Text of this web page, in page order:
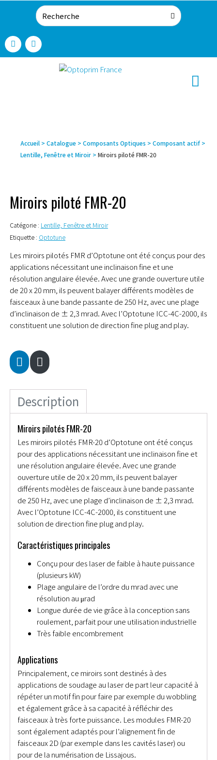
Accueil> Catalogue> Composants Optiques > Composant actif>
Lentille, Fenêtre et Miroir> Miroirs piloté FMR-20
Miroirs piloté FMR-20
Catégorie : Lentille, Fenêtre et Miroir
Etiquette : Optotune
Les miroirs pilotés FMR d’Optotune ont été conçus pour des
applications nécessitant une inclinaison fine et une
résolution angulaire élevée. Avec une grande ouverture utile
de 20 x 20 mm, ils peuvent balayer différents modèles de
faisceaux à une bande passante de 250 Hz, avec une plage
d’inclinaison de ± 2,3 mrad. Avec l’Optotune ICC-4C-2000, ils
constituent une solution de direction fine plug and play.
Description
Miroirs pilotés FMR-20
Les miroirs pilotés FMR-20 d’Optotune ont été conçus
pour des applications nécessitant une inclinaison fine et
une résolution angulaire élevée. Avec une grande
ouverture utile de 20 x 20 mm, ils peuvent balayer
différents modèles de faisceaux à une bande passante
de 250 Hz, avec une plage d’inclinaison de ± 2,3 mrad.
Avec l’Optotune ICC-4C-2000, ils constituent une
solution de direction fine plug and play.
Caractéristiques principales
Conçu pour des laser de faible à haute puissance
(plusieurs kW)
Plage angulaire de l’ordre du mrad avec une
résolution au μrad
Longue durée de vie grâce à la conception sans
roulement, parfait pour une utilisation industrielle
Très faible encombrement
Applications
Principalement, ce miroirs sont destinés à des
applications de soudage au laser de part leur capacité à
répéter un motif fin pour faire par exemple du wobbling
et également grâce à sa capacité à réfléchir des
faisceaux à très forte puissance. Les modules FMR-20
sont également adaptés pour l’alignement fin de
faisceaux 2D (par exemple dans les cavités laser) ou
pour de la numérisation de Lissajous.